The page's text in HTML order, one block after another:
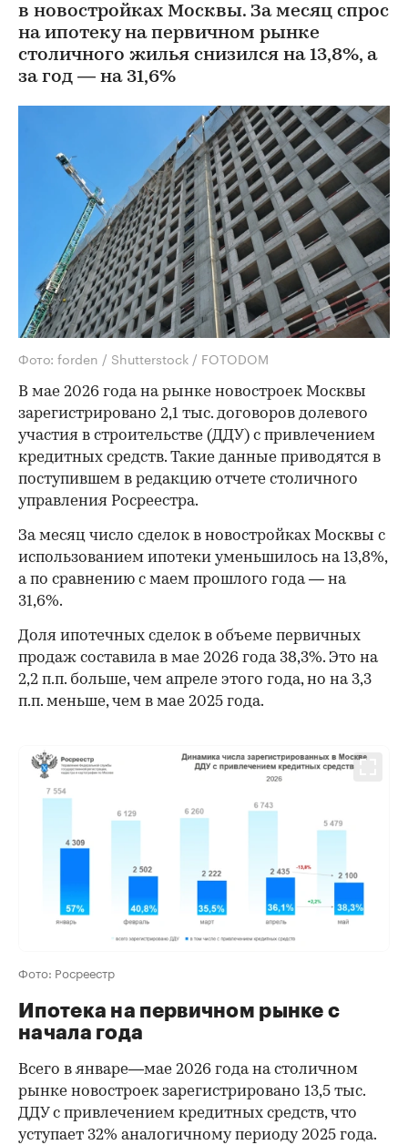
в новостройках Москвы. За месяц спрос
на ипотеку на первичном рынке
столичного жилья снизился на 13,8%, а
за год — на 31,6%
Фото: forden / Shutterstock / FOTODOM
В мае 2026 года на рынке новостроек Москвы
зарегистрировано 2,1 тыс. договоров долевого
участия в строительстве (ДДУ) с привлечением
кредитных средств. Такие данные приводятся в
поступившем в редакцию отчете столичного
управления Росреестра.
За месяц число сделок в новостройках Москвы с
использованием ипотеки уменьшилось на 13,8%,
а по сравнению с маем прошлого года — на
31,6%.
Доля ипотечных сделок в объеме первичных
продаж составила в мае 2026 года 38,3%. Это на
2,2 п.п. больше, чем апреле этого года, но на 3,3
п.п. меньше, чем в мае 2025 года.
00:00 / 00:00
Фото: Росреестр
Ипотека на первичном рынке с
начала года
Всего в январе—мае 2026 года на столичном
рынке новостроек зарегистрировано 13,5 тыс.
ДДУ с привлечением кредитных средств, что
уступает 32% аналогичному периоду 2025 года.